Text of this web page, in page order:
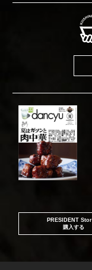
PRESIDENT
購入する